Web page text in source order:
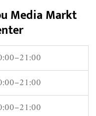
Media Markt